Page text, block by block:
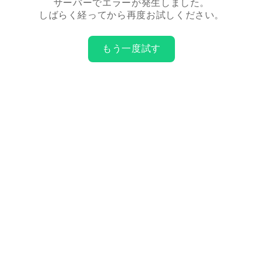
サーバーでエラーが発生しました。
しばらく経ってから再度お試しください。
もう一度試す